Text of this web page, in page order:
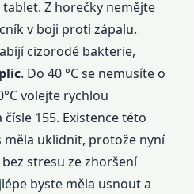
Z horečky nemějte
v boji proti zápalu.
cizorodé bakterie,
plic. Do 40 °C se nemusíte o
volejte rychlou
155. Existence této
měla uklidnit, protože nyní
stresu ze zhoršení
byste měla usnout a